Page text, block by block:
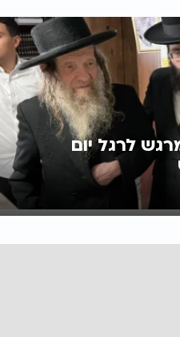
לרגל יום